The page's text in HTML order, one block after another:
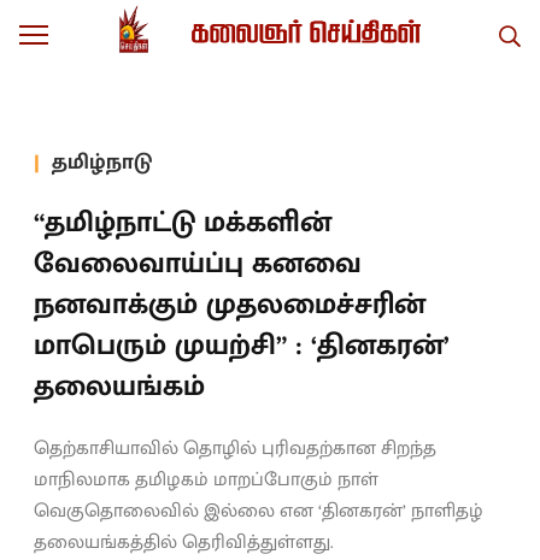
தமிழ்நாடு
“தமிழ்நாட்டு மக்களின்
வேலைவாய்ப்பு கனவை
நனவாக்கும் முதலமைச்சரின்
மாபெரும் முயற்சி” : ‘தினகரன்’
தலையங்கம்
தெற்காசியாவில் தொழில் புரிவதற்கான சிறந்த
மாநிலமாக தமிழகம் மாறப்போகும் நாள்
வெகுதொலைவில் இல்லை என ‘தினகரன்’ நாளிதழ்
தலையங்கத்தில் தெரிவித்துள்ளது.